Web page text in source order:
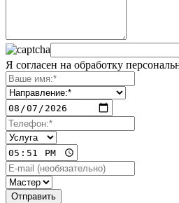
Я согласен на обработку